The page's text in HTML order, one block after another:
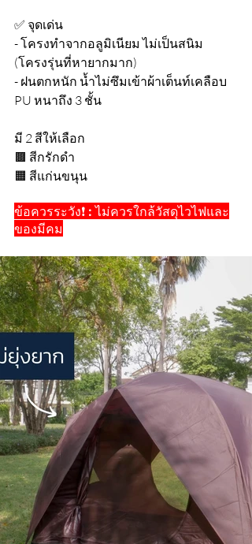
✅ จุดเด่น
- โครงทำจากอลูมิเนียม ไม่เป็นสนิม
(โครงรุ่นที่หายากมาก)
- ฝนตกหนัก น้ำไม่ซึมเข้าผ้าเต็นท์เคลือบ
PU หนาถึง 3 ชั้น
มี 2 สีให้เลือก
🟫 สีกรักดำ
🟧 สีแก่นขนุน
ข้อควรระวัง❗ : ไม่ควรใกล้วัสดุไวไฟและ
ของมีคม